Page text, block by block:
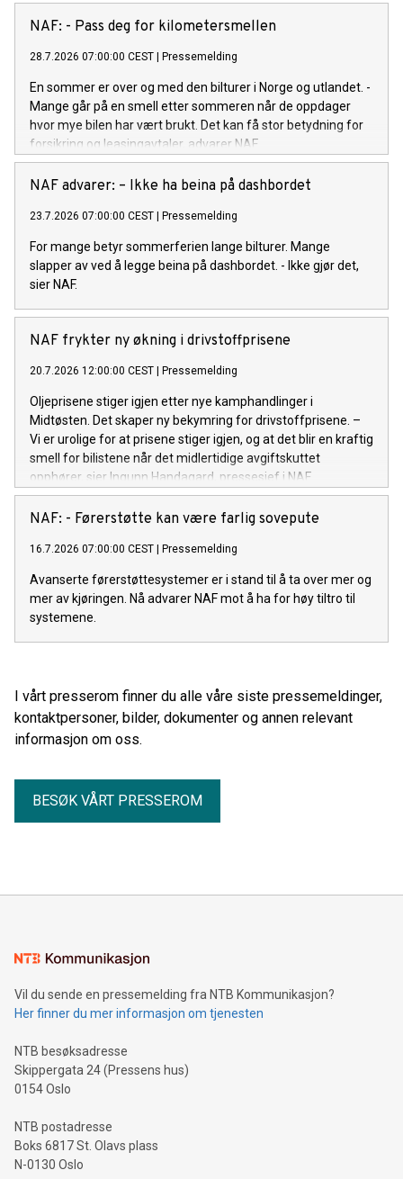
NAF: - Pass deg for kilometersmellen
28.7.2026 07:00:00 CEST Pressemelding
En sommer er over og med den bilturer i Norge og utlandet. -
Mange går på en smell etter sommeren når de oppdager
hvor mye bilen har vært brukt. Det kan få stor betydning for
forsikring og leasingavtaler, advarer NAF.
NAF advarer: – Ikke ha beina på dashbordet
23.7.2026 07:00:00 CEST Pressemelding
For mange betyr sommerferien lange bilturer. Mange
slapper av ved å legge beina på dashbordet. - Ikke gjør det,
sier NAF.
NAF frykter ny økning i drivstoffprisene
20.7.2026 12:00:00 CEST Pressemelding
Oljeprisene stiger igjen etter nye kamphandlinger i
Midtøsten. Det skaper ny bekymring for drivstoffprisene. –
Vi er urolige for at prisene stiger igjen, og at det blir en kraftig
smell for bilistene når det midlertidige avgiftskuttet
opphører, sier Ingunn Handagard, pressesjef i NAF.
NAF: - Førerstøtte kan være farlig sovepute
16.7.2026 07:00:00 CEST Pressemelding
Avanserte førerstøttesystemer er i stand til å ta over mer og
mer av kjøringen. Nå advarer NAF mot å ha for høy tiltro til
systemene.
I vårt presserom finner du alle våre siste pressemeldinger,
kontaktpersoner, bilder, dokumenter og annen relevant
informasjon om oss.
BESØK VÅRT PRESSEROM
Vil du sende en pressemelding fra NTB Kommunikasjon?
Her finner du mer informasjon om tjenesten
NTB besøksadresse
Skippergata 24 (Pressens hus)
0154 Oslo
NTB postadresse
Boks 6817 St. Olavs plass
N-0130 Oslo